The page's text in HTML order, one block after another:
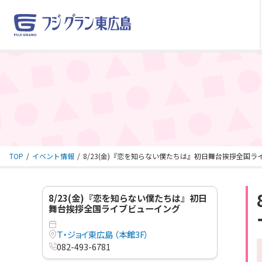
TOP イベント情報 8/23(金)『恋を知らない僕たちは』初日舞台挨拶全国ラ
8/23(金)『恋を知らない僕たちは』初日
舞台挨拶全国ライブビューイング
Ｔ・ジョイ東広島 （本館3F）
082-493-6781